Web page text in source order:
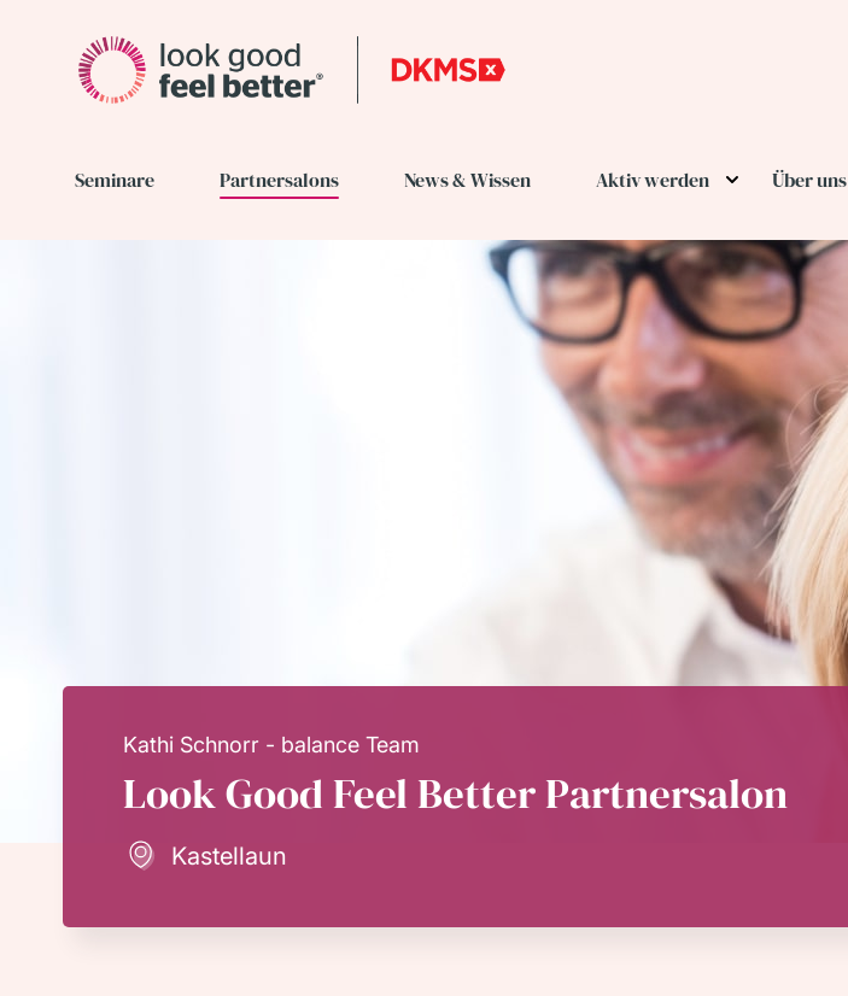
Seminare Partnersalons News & Wissen Aktiv werden Über uns
Kathi Schnorr - balance Team
Look Good Feel Better Partnersalon
Kastellaun